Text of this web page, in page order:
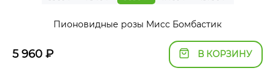
Пионовидные розы Мисс Бомбастик
5 960 ₽ В КОРЗИНУ